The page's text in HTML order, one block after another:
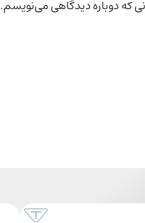
که دوباره دیدگاهی می‌نویسم.